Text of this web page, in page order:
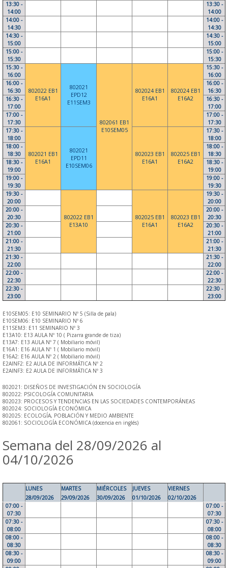
13:30 -
14:00
13:30 -
14:00
14:00 -
14:30
14:00 -
14:30
14:30 -
15:00
14:30 -
15:00
15:00 -
15:30
15:00 -
15:30
15:30 -
16:00
802022 EB1
E16A1
802021
EPD12
E11SEM3
802061 EB1
E10SEM05
802024 EB1
E16A1
802024 EB1
E16A2
15:30 -
16:00
16:00 -
16:30
16:00 -
16:30
16:30 -
17:00
16:30 -
17:00
17:00 -
17:30
17:00 -
17:30
17:30 -
18:00
802021 EB1
E16A1
802021
EPD11
E10SEM06
802023 EB1
E16A1
802025 EB1
E16A2
17:30 -
18:00
18:00 -
18:30
18:00 -
18:30
18:30 -
19:00
18:30 -
19:00
19:00 -
19:30
19:00 -
19:30
19:30 -
20:00
802022 EB1
E13A10
802025 EB1
E16A1
802023 EB1
E16A2
19:30 -
20:00
20:00 -
20:30
20:00 -
20:30
20:30 -
21:00
20:30 -
21:00
21:00 -
21:30
21:00 -
21:30
21:30 -
22:00
21:30 -
22:00
22:00 -
22:30
22:00 -
22:30
22:30 -
23:00
22:30 -
23:00
E10SEM05: E10 SEMINARIO Nº 5 (Silla de pala)
E10SEM06: E10 SEMINARIO Nº 6
E11SEM3: E11 SEMINARIO Nº 3
E13A10: E13 AULA Nº 10 ( Pizarra grande de tiza)
E13A7: E13 AULA Nº 7 ( Mobiliario móvil)
E16A1: E16 AULA Nº 1 ( Mobiliario móvil)
E16A2: E16 AULA Nº 2 ( Mobiliario móvil)
E2AINF2: E2 AULA DE INFORMÁTICA Nº 2
E2AINF3: E2 AULA DE INFORMÁTICA Nº 3
802021: DISEÑOS DE INVESTIGACIÓN EN SOCIOLOGÍA
802022: PSICOLOGÍA COMUNITARIA
802023: PROCESOS Y TENDENCIAS EN LAS SOCIEDADES CONTEMPORÁNEAS
802024: SOCIOLOGÍA ECONÓMICA
802025: ECOLOGÍA, POBLACIÓN Y MEDIO AMBIENTE
802061: SOCIOLOGÍA ECONÓMICA (docencia en inglés)
Semana del 28/09/2026 al
04/10/2026
LUNES
28/09/2026
MARTES
29/09/2026
MIÉRCOLES
30/09/2026
JUEVES
01/10/2026
VIERNES
02/10/2026
07:00 -
07:30
07:00 -
07:30
07:30 -
08:00
07:30 -
08:00
08:00 -
08:30
08:00 -
08:30
08:30 -
09:00
08:30 -
09:00